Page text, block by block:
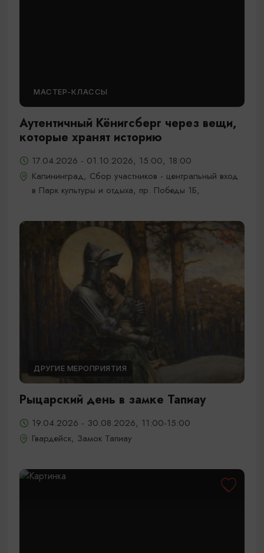
МАСТЕР-КЛАССЫ
Аутентичный Кёнигсберг через вещи,
которые хранят историю
17.04.2026 - 01.10.2026, 15:00, 18:00
Калининград, Сбор участников - центральный вход
в Парк культуры и отдыха, пр. Победы 1Б,
ДРУГИЕ МЕРОПРИЯТИЯ
Рыцарский день в замке Тапиау
19.04.2026 - 30.08.2026, 11:00-15:00
Гвардейск, Замок Тапиау